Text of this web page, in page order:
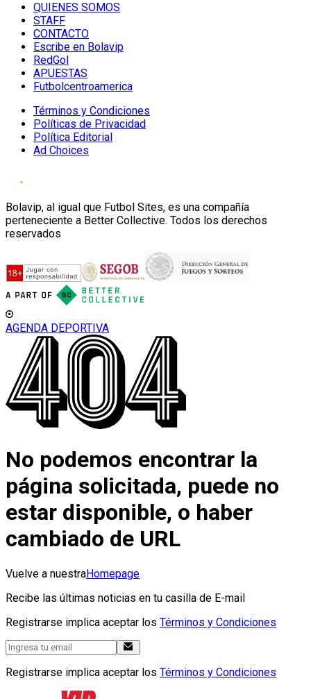
QUIENES SOMOS
STAFF
CONTACTO
Escribe en Bolavip
RedGol
APUESTAS
Futbolcentroamerica
Términos y Condiciones
Políticas de Privacidad
Política Editorial
Ad Choices
Bolavip, al igual que Futbol Sites, es una compañía
perteneciente a Better Collective. Todos los derechos
reservados
AGENDA DEPORTIVA
No podemos encontrar la
página solicitada, puede no
estar disponible, o haber
cambiado de URL
Vuelve a nuestraHomepage
Recibe las últimas noticias en tu casilla de E-mail
Registrarse implica aceptar los Términos y Condiciones
Registrarse implica aceptar los Términos y Condiciones